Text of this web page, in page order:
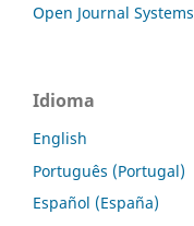
Open Journal Systems
Idioma
English
Português (Portugal)
Español (España)